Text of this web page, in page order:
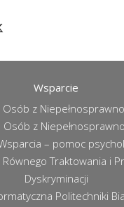
Wsparcie
z
z
– pomoc
Traktowania i
Dyskryminacji
Politechniki